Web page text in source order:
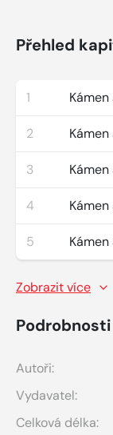
Přehled
1
2
3
4
5
Zobrazit více
Podrobnosti
Autoři:
Vydavatel:
Celková délka: